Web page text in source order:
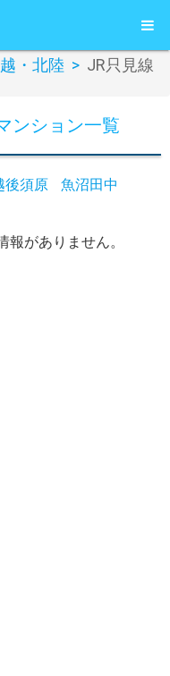
・北陸 > JR只見線
ンション一覧
後須原
魚沼田中
がありません。